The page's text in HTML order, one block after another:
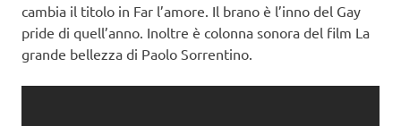
cambia il titolo in Far l’amore. Il brano è l’inno del Gay
pride di quell’anno. Inoltre è colonna sonora del film La
grande bellezza di Paolo Sorrentino.